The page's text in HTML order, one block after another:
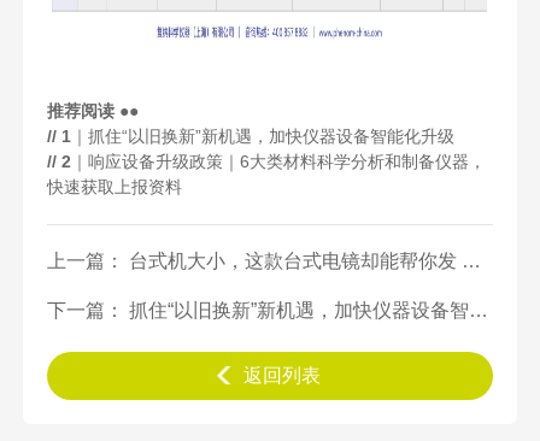
推荐阅读 ●●
// 1｜抓住“以旧换新”新机遇，加快仪器设备智能化升级
// 2 ｜响应设备升级政策｜6大类材料科学分析和制备仪器，
快速获取上报资料
上一篇： 台式机大小，这款台式电镜却能帮你发 Nature
下一篇： 抓住“以旧换新”新机遇，加快仪器设备智能化升级
返回列表